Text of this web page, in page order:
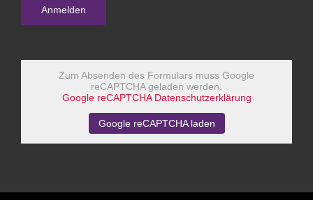
Zum Absenden des Formulars muss Google
reCAPTCHA geladen werden.
Google reCAPTCHA Datenschutzerklärung
Google reCAPTCHA laden